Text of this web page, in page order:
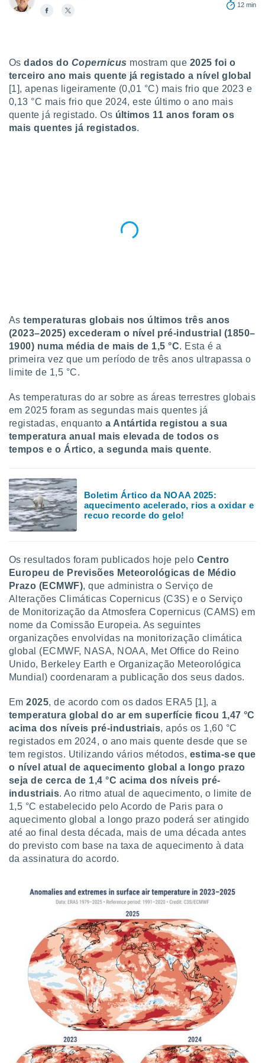
lhe
na nossa
a
caso,
de que
para
cookies
ou
Pode
de
ao
nós e
únicos
para
este sitio
IP e
de
possam
seus
com
qual se
tal,
seu
ou opor-
qualquer
para
12 min
Osdados do Copernicus mostram que 2025 foi o
terceiro ano mais quente já registado a nível global
[1], apenas ligeiramente (0,01 °C) mais frio que 2023 e
0,13 °C mais frio que 2024, este último o ano mais
quente já registado. Os últimos 11 anos foram os
mais quentes já registados.
As temperaturas globais nos últimos três anos
(2023–2025) excederam o nível pré-industrial (1850–
1900) numa média de mais de 1,5 °C. Esta é a
primeira vez que um período de três anos ultrapassa o
limite de 1,5 °C.
As temperaturas do ar sobre as áreas terrestres globais
em 2025 foram as segundas mais quentes já
registadas, enquantoa Antártida registou a sua
temperatura anual mais elevada de todos os
tempos e o Ártico, a segunda mais quente.
Boletim Ártico da NOAA 2025:
aquecimento acelerado, rios a oxidar e
recuo recorde do gelo!
Os resultados foram publicados hoje pelo Centro
Europeu de Previsões Meteorológicas de Médio
Prazo (ECMWF), que administra o Serviço de
Alterações Climáticas Copernicus (C3S) e o Serviço
de Monitorização da Atmosfera Copernicus (CAMS) em
nome da Comissão Europeia. As seguintes
organizações envolvidas na monitorização climática
global (ECMWF, NASA, NOAA, Met Office do Reino
Unido, Berkeley Earth e Organização Meteorológica
Mundial) coordenaram a publicação dos seus dados.
Em2025, de acordo com os dados ERA5 [1], a
temperatura global do ar em superfície ficou 1,47 °C
acima dos níveis pré-industriais, após os 1,60 °C
registados em 2024, o ano mais quente desde que se
tem registos. Utilizando vários métodos, estima-se que
o nível atual de aquecimento global a longo prazo
seja de cerca de 1,4 °C acima dos níveis pré-
industriais. Ao ritmo atual de aquecimento, o limite de
1,5 °C estabelecido pelo Acordo de Paris para o
aquecimento global a longo prazo poderá ser atingido
até ao final desta década, mais de uma década antes
do previsto com base na taxa de aquecimento à data
da assinatura do acordo.